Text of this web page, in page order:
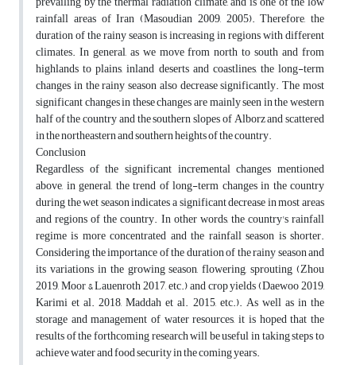
rainfall areas of Iran (Masoudian 2009, 2005). Therefore, the
duration of the rainy season is increasing in regions with different
climates. In general, as we move from north to south and from
highlands to plains, inland deserts and coastlines, the long-term
changes in the rainy season also decrease significantly. The most
significant changes in these changes are mainly seen in the western
half of the country and the southern slopes of Alborz and scattered
in the northeastern and southern heights of the country.
Conclusion
Regardless of the significant incremental changes mentioned
above, in general, the trend of long-term changes in the country
during the wet season indicates a significant decrease in most areas
and regions of the country. In other words, the country's rainfall
regime is more concentrated and the rainfall season is shorter.
Considering the importance of the duration of the rainy season and
its variations in the growing season, flowering, sprouting (Zhou
2019, Moor & Lauenroth 2017, etc.) and crop yields (Daewoo 2019,
Karimi et al. 2018, Maddah et al. 2015, etc.). As well as in the
storage and management of water resources, it is hoped that the
results of the forthcoming research will be useful in taking steps to
achieve water and food security in the coming years.